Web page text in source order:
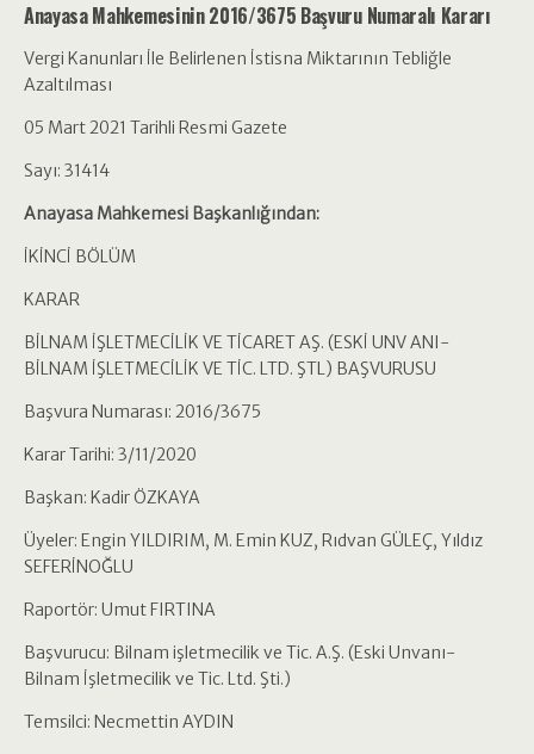
Anayasa Mahkemesinin 2016/3675 Başvuru Numaralı Kararı
Vergi Kanunları İle Belirlenen İstisna Miktarının Tebliğle
Azaltılması
05 Mart 2021 Tarihli Resmi Gazete
Sayı: 31414
Anayasa Mahkemesi Başkanlığından:
İKİNCİ BÖLÜM
KARAR
BİLNAM İŞLETMECİLİK VE TİCARET AŞ. (ESKİ UNV ANI-
BİLNAM İŞLETMECİLİK VE TİC. LTD. ŞTL) BAŞVURUSU
Başvura Numarası: 2016/3675
Karar Tarihi: 3/11/2020
Başkan: Kadir ÖZKAYA
Üyeler: Engin YILDIRIM, M. Emin KUZ, Rıdvan GÜLEÇ, Yıldız
SEFERİNOĞLU
Raportör: Umut FIRTINA
Başvurucu: Bilnam işletmecilik ve Tic. A.Ş. (Eski Unvanı-
Bilnam İşletmecilik ve Tic. Ltd. Şti.)
Temsilci: Necmettin AYDIN